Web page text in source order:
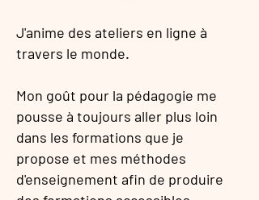
J'anime des ateliers en ligne à
travers le monde.
Mon goût pour la pédagogie me
pousse à toujours aller plus loin
dans les formations que je
propose et mes méthodes
d'enseignement afin de produire